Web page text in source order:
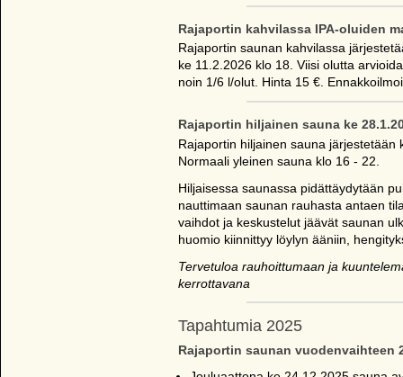
Rajaportin kahvilassa IPA-oluiden
Rajaportin saunan kahvilassa
ke 11.2.2026 klo 18. Viisi olutta
noin 1/6 l/olut. Hinta 15 €.
Rajaportin hiljainen sauna ke
Rajaportin hiljainen sauna
Normaali yleinen sauna klo 16 - 22.
Hiljaisessa saunassa pidättäydytään
nauttimaan saunan rauhasta antaen
vaihdot ja keskustelut jäävät saunan
huomio kiinnittyy löylyn ääniin,
Tervetuloa rauhoittumaan ja
kerrottavana
Tapahtumia 2025
Rajaportin saunan